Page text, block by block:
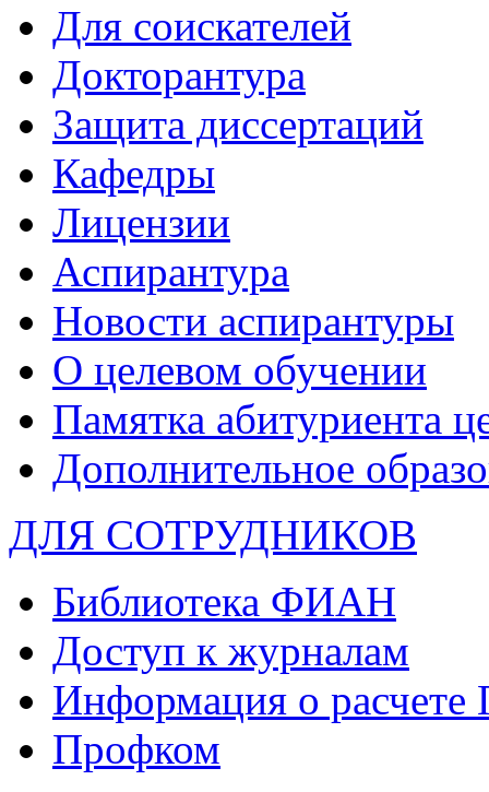
Для соискателей
Докторантура
Защита диссертаций
Кафедры
Лицензии
Аспирантура
Новости аспирантуры
О целевом обучении
Памятка абитуриента
Дополнительное
ДЛЯ СОТРУДНИКОВ
Библиотека ФИАН
Доступ к журналам
Информация о
Профком